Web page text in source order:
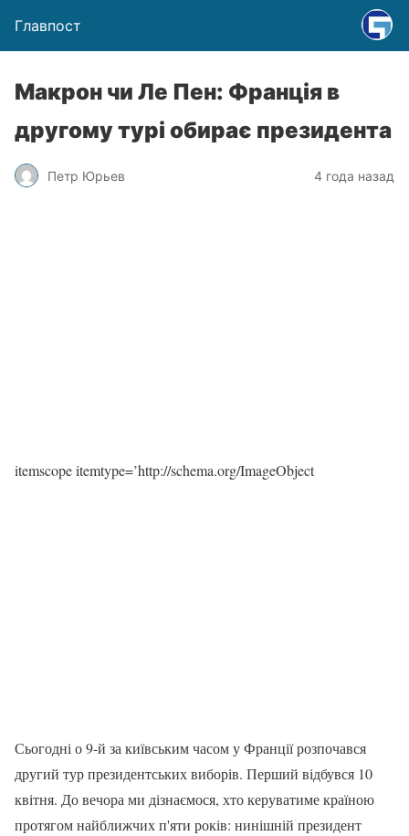
Главпост
Макрон чи Ле Пен: Франція в
другому турі обирає президента
Петр Юрьев 4 года назад
itemscope itemtype=’http://schema.org/ImageObject
Сьогодні о 9-й за київським часом у Франції розпочався
другий тур президентських виборів. Перший відбувся 10
квітня. До вечора ми дізнаємося, хто керуватиме країною
протягом найближчих п'яти років: нинішній президент